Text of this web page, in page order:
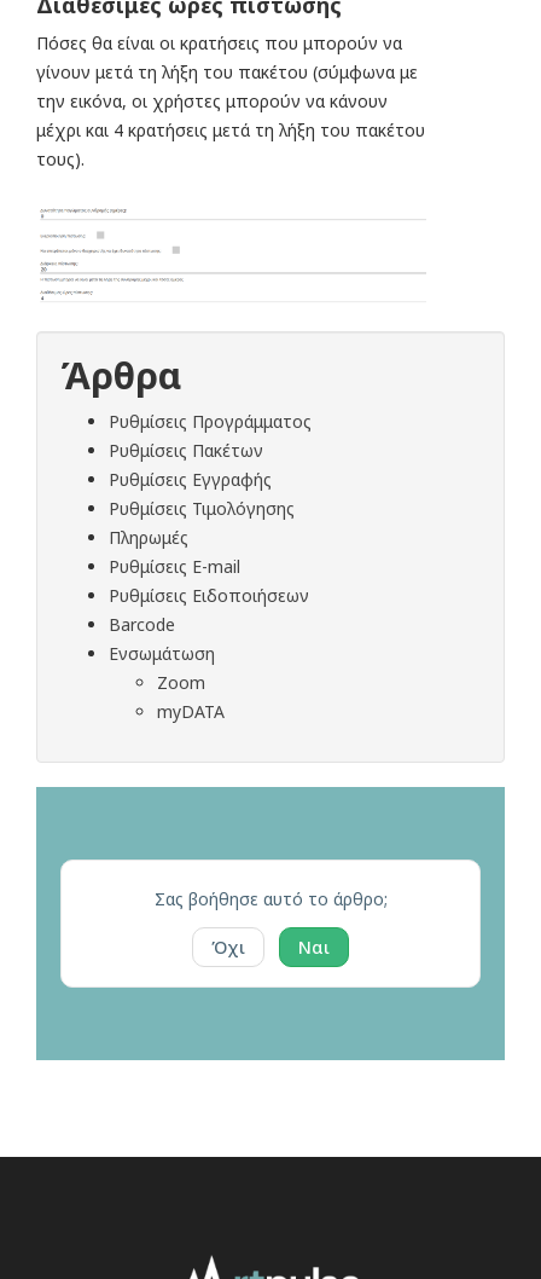
Πόσες θα είναι οι κρατήσεις που μπορούν να
γίνουν μετά τη λήξη του πακέτου (σύμφωνα με
την εικόνα, οι χρήστες μπορούν να κάνουν
μέχρι και 4 κρατήσεις μετά τη λήξη του πακέτου
τους).
Άρθρα
Ρυθμίσεις Προγράμματος
Ρυθμίσεις Πακέτων
Ρυθμίσεις Εγγραφής
Ρυθμίσεις Τιμολόγησης
Πληρωμές
Ρυθμίσεις E-mail
Ρυθμίσεις Ειδοποιήσεων
Barcode
Ενσωμάτωση
Zoom
myDATA
Σας βοήθησε αυτό το άρθρο;
Όχι Ναι